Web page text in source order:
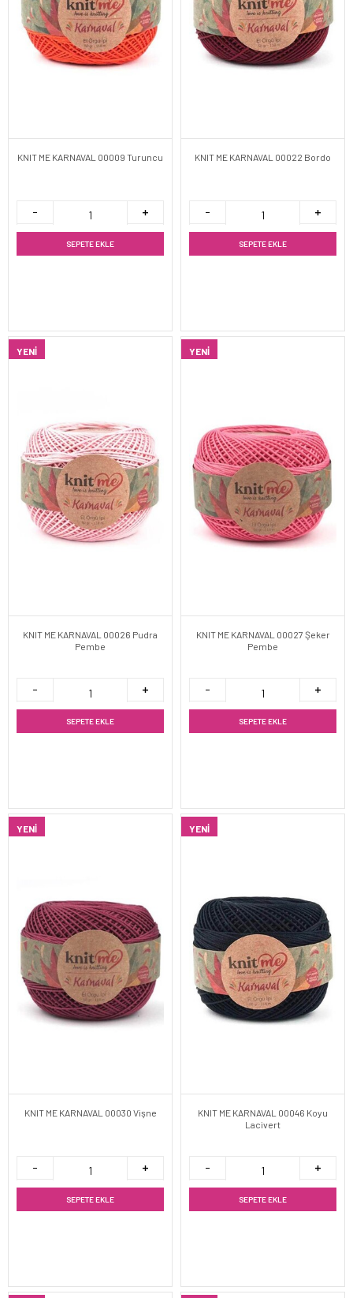
KNIT ME KARNAVAL 00009 Turuncu
SEPETE EKLE
KNIT ME KARNAVAL 00022 Bordo
SEPETE EKLE
YENI
KNIT ME KARNAVAL 00026 Pudra
Pembe
SEPETE EKLE
YENI
KNIT ME KARNAVAL 00027 Şeker
Pembe
SEPETE EKLE
YENI
KNIT ME KARNAVAL 00030 Vişne
SEPETE EKLE
YENI
KNIT ME KARNAVAL 00046 Koyu
Lacivert
SEPETE EKLE